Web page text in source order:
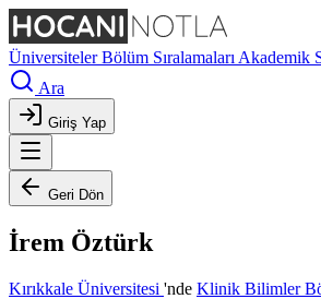
ÜniversitelerBölüm Sıralamaları Akademik
Ara
Giriş Yap
Geri Dön
İrem Öztürk
Kırıkkale Üniversitesi 'nde Klinik Bilimler